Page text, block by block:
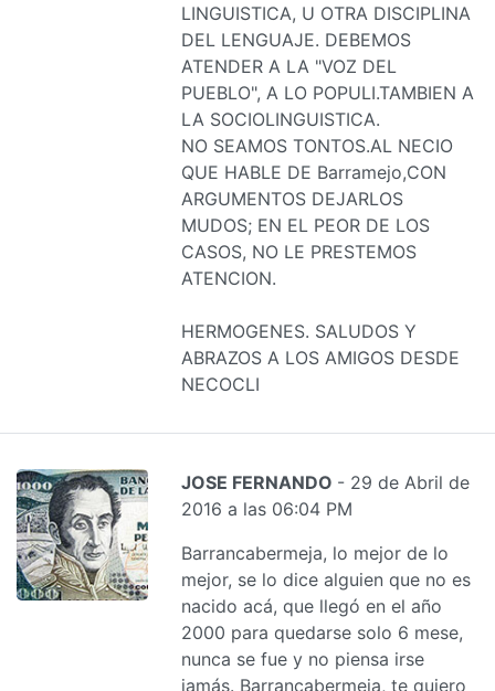
LINGUISTICA, U OTRA DISCIPLINA
DEL LENGUAJE. DEBEMOS
ATENDER A LA "VOZ DEL
PUEBLO", A LO POPULI.TAMBIEN A
LA SOCIOLINGUISTICA.
NO SEAMOS TONTOS.AL NECIO
QUE HABLE DE Barramejo,CON
ARGUMENTOS DEJARLOS
MUDOS; EN EL PEOR DE LOS
CASOS, NO LE PRESTEMOS
ATENCION.
HERMOGENES. SALUDOS Y
ABRAZOS A LOS AMIGOS DESDE
NECOCLI
JOSE FERNANDO - 29 de Abril de
2016 a las 06:04 PM
Barrancabermeja, lo mejor de lo
mejor, se lo dice alguien que no es
nacido acá, que llegó en el año
2000 para quedarse solo 6 mese,
nunca se fue y no piensa irse
jamás. Barrancabermeja, te quiero